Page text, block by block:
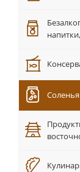
Соленья